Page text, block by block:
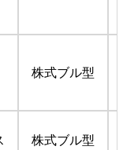
株式ブル型
株式ブル型